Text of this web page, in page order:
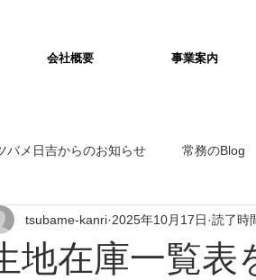
会社概要 事業案内
バメ日吉からのお知らせ 常務のBlog
地在庫一覧表
tsubame-kanri 2025年10月17日 読了時